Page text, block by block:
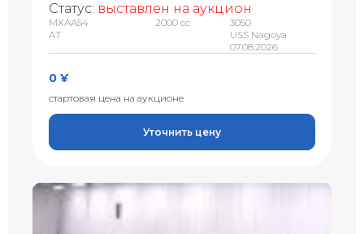
Статус: выставлен на аукцион
MXAA54
AT
2000 сс
3050
USS Nagoya
07.08.2026
0 ¥
стартовая цена на аукционе
Уточнить цену